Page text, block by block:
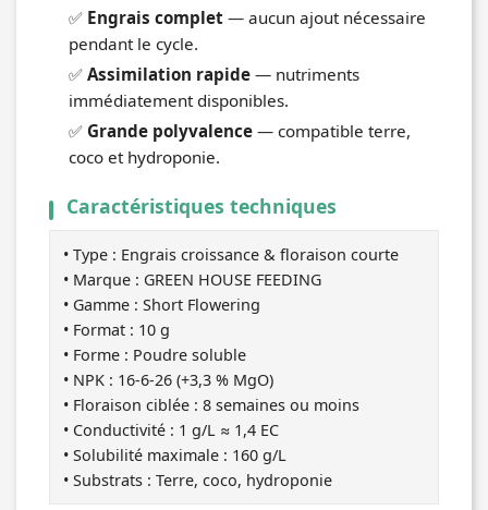
✅ Engrais complet — aucun ajout nécessaire
pendant le cycle.
✅Assimilation rapide — nutriments
immédiatement disponibles.
✅ Grande polyvalence — compatible terre,
coco et hydroponie.
Caractéristiques techniques
• Type : Engrais croissance & floraison courte
• Marque : GREEN HOUSE FEEDING
• Gamme : Short Flowering
• Format : 10 g
• Forme : Poudre soluble
• NPK : 16-6-26 (+3,3 % MgO)
• Floraison ciblée : 8 semaines ou moins
• Conductivité : 1 g/L ≈ 1,4 EC
• Solubilité maximale : 160 g/L
• Substrats : Terre, coco, hydroponie